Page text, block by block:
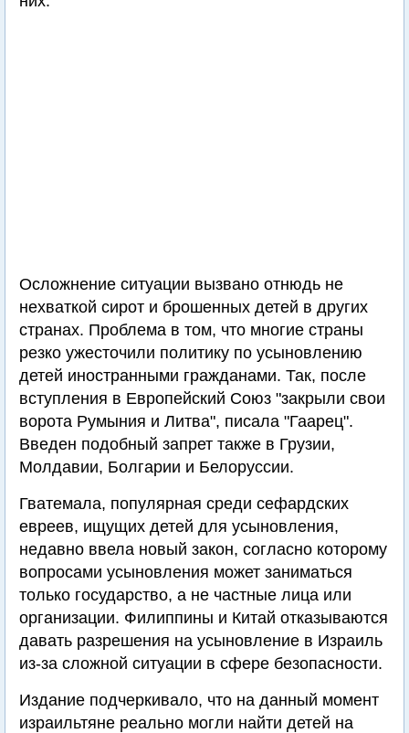
Осложнение ситуации вызвано отнюдь не
нехваткой сирот и брошенных детей в других
странах. Проблема в том, что многие страны
резко ужесточили политику по усыновлению
детей иностранными гражданами. Так, после
вступления в Европейский Союз "закрыли свои
ворота Румыния и Литва", писала "Гаарец".
Введен подобный запрет также в Грузии,
Молдавии, Болгарии и Белоруссии.
Гватемала, популярная среди сефардских
евреев, ищущих детей для усыновления,
недавно ввела новый закон, согласно которому
вопросами усыновления может заниматься
только государство, а не частные лица или
организации. Филиппины и Китай отказываются
давать разрешения на усыновление в Израиль
из-за сложной ситуации в сфере безопасности.
Издание подчеркивало, что на данный момент
израильтяне реально могли найти детей на